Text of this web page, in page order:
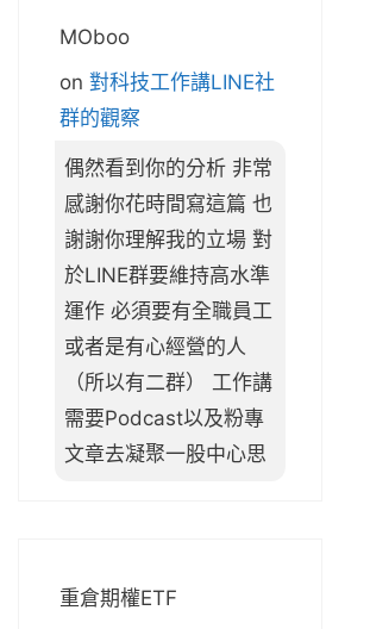
MOboo
on 對科技工作講LINE社
群的觀察
偶然看到你的分析 非常
感謝你花時間寫這篇 也
謝謝你理解我的立場 對
於LINE群要維持高水準
運作 必須要有全職員工
或者是有心經營的人
（所以有二群） 工作講
需要Podcast以及粉專
文章去凝聚一股中心思
重倉期權ETF